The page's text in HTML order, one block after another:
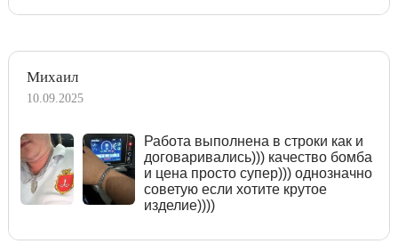
Михаил
10.09.2025
Работа выполнена в строки как и
договаривались))) качество бомба
и цена просто супер))) однозначно
советую если хотите крутое
изделие))))